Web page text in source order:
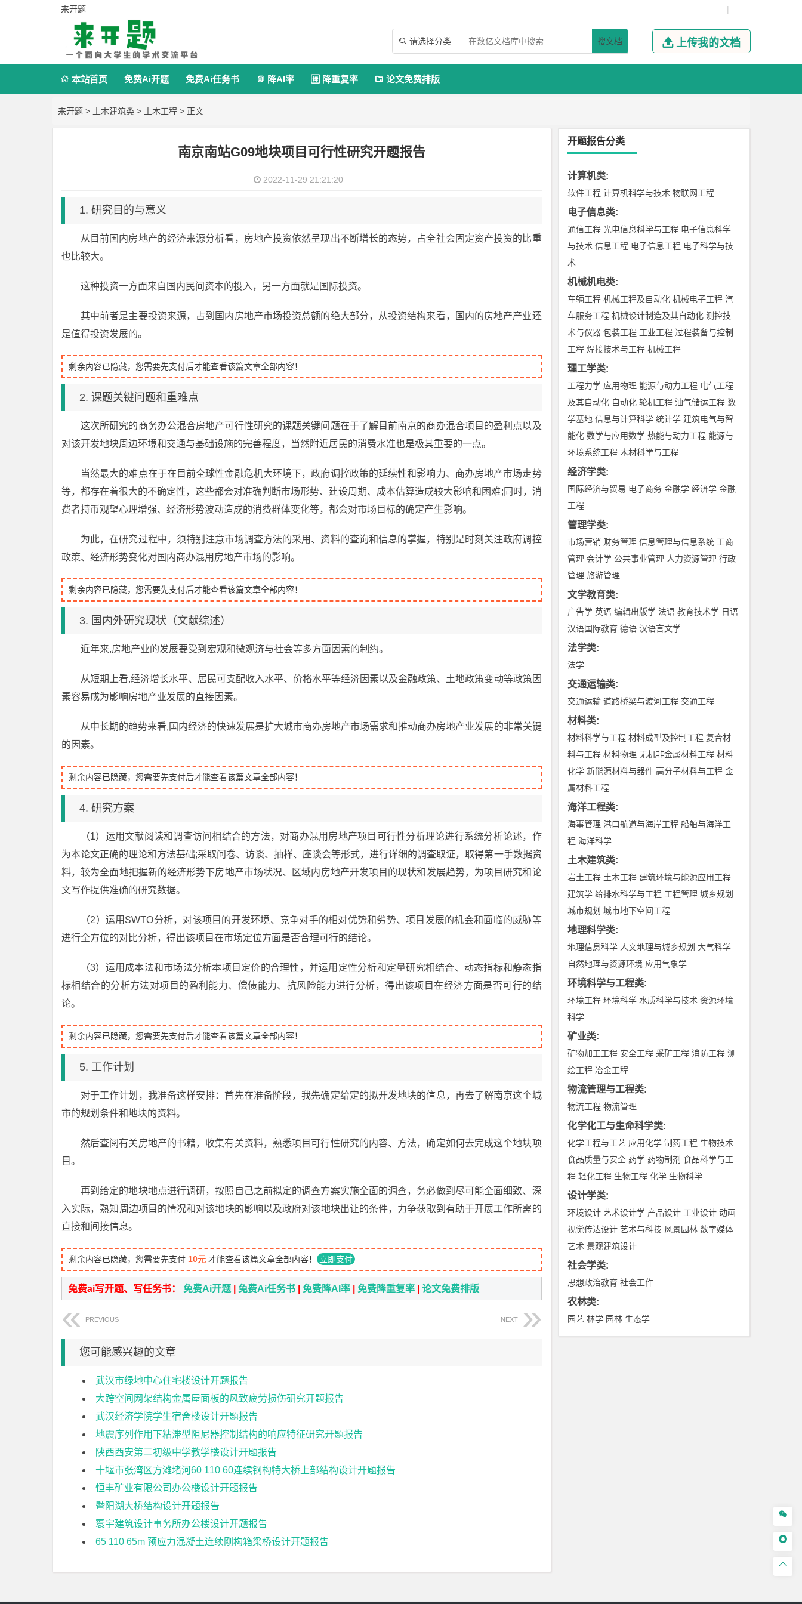
来开题 |
 请选择分类 搜文档  上传我的文档
 本站首页 免费Ai开题 免费Ai任务书  降AI率  降重复率  论文免费排版
来开题 > 土木建筑类 > 土木工程 > 正文
南京南站G09地块项目可行性研究开题报告
2022-11-29 21:21:20
1. 研究目的与意义
从目前国内房地产的经济来源分析看，房地产投资依然呈现出不断增长的态势，占全社会固定资产投资的比重
也比较大。
这种投资一方面来自国内民间资本的投入，另一方面就是国际投资。
其中前者是主要投资来源，占到国内房地产市场投资总额的绝大部分，从投资结构来看，国内的房地产产业还
是值得投资发展的。
剩余内容已隐藏，您需要先支付后才能查看该篇文章全部内容！
2. 课题关键问题和重难点
这次所研究的商务办公混合房地产可行性研究的课题关键问题在于了解目前南京的商办混合项目的盈利点以及
对该开发地块周边环境和交通与基础设施的完善程度，当然附近居民的消费水准也是极其重要的一点。
当然最大的难点在于在目前全球性金融危机大环境下，政府调控政策的延续性和影响力、商办房地产市场走势
等，都存在着很大的不确定性，这些都会对准确判断市场形势、建设周期、成本估算造成较大影响和困难;同时，消
费者持币观望心理增强、经济形势波动造成的消费群体变化等，都会对市场目标的确定产生影响。
为此，在研究过程中，须特别注意市场调查方法的采用、资料的查询和信息的掌握，特别是时刻关注政府调控
政策、经济形势变化对国内商办混用房地产市场的影响。
剩余内容已隐藏，您需要先支付后才能查看该篇文章全部内容！
3. 国内外研究现状（文献综述）
近年来,房地产业的发展要受到宏观和微观济与社会等多方面因素的制约。
从短期上看,经济增长水平、居民可支配收入水平、价格水平等经济因素以及金融政策、土地政策变动等政策因
素容易成为影响房地产业发展的直接因素。
从中长期的趋势来看,国内经济的快速发展是扩大城市商办房地产市场需求和推动商办房地产业发展的非常关键
的因素。
剩余内容已隐藏，您需要先支付后才能查看该篇文章全部内容！
4. 研究方案
（1）运用文献阅读和调查访问相结合的方法，对商办混用房地产项目可行性分析理论进行系统分析论述，作
为本论文正确的理论和方法基础;采取问卷、访谈、抽样、座谈会等形式，进行详细的调查取证，取得第一手数据资
料，较为全面地把握新的经济形势下房地产市场状况、区域内房地产开发项目的现状和发展趋势，为项目研究和论
文写作提供准确的研究数据。
（2）运用SWTO分析，对该项目的开发环境、竞争对手的相对优势和劣势、项目发展的机会和面临的威胁等
进行全方位的对比分析，得出该项目在市场定位方面是否合理可行的结论。
（3）运用成本法和市场法分析本项目定价的合理性，并运用定性分析和定量研究相结合、动态指标和静态指
标相结合的分析方法对项目的盈利能力、偿债能力、抗风险能力进行分析，得出该项目在经济方面是否可行的结
论。
剩余内容已隐藏，您需要先支付后才能查看该篇文章全部内容！
5. 工作计划
对于工作计划，我准备这样安排：首先在准备阶段，我先确定给定的拟开发地块的信息，再去了解南京这个城
市的规划条件和地块的资料。
然后查阅有关房地产的书籍，收集有关资料，熟悉项目可行性研究的内容、方法，确定如何去完成这个地块项
目。
再到给定的地块地点进行调研，按照自己之前拟定的调查方案实施全面的调查，务必做到尽可能全面细致、深
入实际，熟知周边项目的情况和对该地块的影响以及政府对该地块出让的条件，力争获取到有助于开展工作所需的
直接和间接信息。
剩余内容已隐藏，您需要先支付 10元 才能查看该篇文章全部内容！ 立即支付
免费ai写开题、写任务书： 免费Ai开题 免费Ai任务书 免费降AI率 免费降重复率 论文免费排版
PREVIOUS NEXT
您可能感兴趣的文章
武汉市绿地中心住宅楼设计开题报告
大跨空间网架结构金属屋面板的风致疲劳损伤研究开题报告
武汉经济学院学生宿舍楼设计开题报告
地震序列作用下粘滞型阻尼器控制结构的响应特征研究开题报告
陕西西安第二初级中学教学楼设计开题报告
十堰市张湾区方滩堵河60 110 60连续钢构特大桥上部结构设计开题报告
恒丰矿业有限公司办公楼设计开题报告
暨阳湖大桥结构设计开题报告
寰宇建筑设计事务所办公楼设计开题报告
65 110 65m 预应力混凝土连续刚构箱梁桥设计开题报告
开题报告分类
计算机类:
软件工程 计算机科学与技术 物联网工程
电子信息类:
通信工程 光电信息科学与工程 电子信息科学
与技术 信息工程 电子信息工程 电子科学与技
术
机械机电类:
车辆工程 机械工程及自动化 机械电子工程 汽
车服务工程 机械设计制造及其自动化 测控技
术与仪器 包装工程 工业工程 过程装备与控制
工程 焊接技术与工程 机械工程
理工学类:
工程力学 应用物理 能源与动力工程 电气工程
及其自动化 自动化 轮机工程 油气储运工程 数
学基地 信息与计算科学 统计学 建筑电气与智
能化 数学与应用数学 热能与动力工程 能源与
环境系统工程 木材科学与工程
经济学类:
国际经济与贸易 电子商务 金融学 经济学 金融
工程
管理学类:
市场营销 财务管理 信息管理与信息系统 工商
管理 会计学 公共事业管理 人力资源管理 行政
管理 旅游管理
文学教育类:
广告学 英语 编辑出版学 法语 教育技术学 日语
汉语国际教育 德语 汉语言文学
法学类:
法学
交通运输类:
交通运输 道路桥梁与渡河工程 交通工程
材料类:
材料科学与工程 材料成型及控制工程 复合材
料与工程 材料物理 无机非金属材料工程 材料
化学 新能源材料与器件 高分子材料与工程 金
属材料工程
海洋工程类:
海事管理 港口航道与海岸工程 船舶与海洋工
程 海洋科学
土木建筑类:
岩土工程 土木工程 建筑环境与能源应用工程
建筑学 给排水科学与工程 工程管理 城乡规划
城市规划 城市地下空间工程
地理科学类:
地理信息科学 人文地理与城乡规划 大气科学
自然地理与资源环境 应用气象学
环境科学与工程类:
环境工程 环境科学 水质科学与技术 资源环境
科学
矿业类:
矿物加工工程 安全工程 采矿工程 消防工程 测
绘工程 冶金工程
物流管理与工程类:
物流工程 物流管理
化学化工与生命科学类:
化学工程与工艺 应用化学 制药工程 生物技术
食品质量与安全 药学 药物制剂 食品科学与工
程 轻化工程 生物工程 化学 生物科学
设计学类:
环境设计 艺术设计学 产品设计 工业设计 动画
视觉传达设计 艺术与科技 风景园林 数字媒体
艺术 景观建筑设计
社会学类:
思想政治教育 社会工作
农林类:
园艺 林学 园林 生态学


